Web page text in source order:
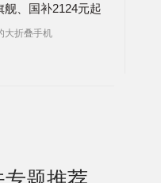
舰、国补2124元起
大折叠手机